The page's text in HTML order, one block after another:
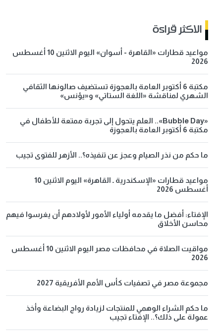
الاكثر قراءة
مواعيد قطارات «القاهرة - أسوان» اليوم الاثنين 10 أغسطس
2026
مكتبة 6 أكتوبر العامة بالعجوزة تستضيف صالونها الثقافي
الشهري لمناقشة «اللغة الستاتي» و«يؤنس»
«Bubble Day».. العلم يتحول إلى تجربة ممتعة للأطفال في
مكتبة 6 أكتوبر العامة بالعجوزة
ما حكم من نذر الصيام وعجز عن تنفيذه؟.. الأزهر للفتوى تجيب
مواعيد قطارات «الإسكندرية ـ القاهرة» اليوم الاثنين 10
أغسطس 2026
الإفتاء: أفضل ما يقدمه أولياء الأمور لأولادهم أن يغرسوا فيهم
محاسن الأخلاق
مواقيت الصلاة في محافظات مصر اليوم الاثنين 10 أغسطس
2026
مجموعة مصر في تصفيات كأس الأمم الأفريقية 2027
ما حكم الشراء الوهمي للمنتجات لزيادة رواج البضاعة وأخذ
عمولة على ذلك؟.. الإفتاء تجيب